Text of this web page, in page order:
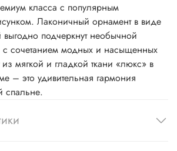
класса с популярным
Лаконичный орнамент в виде
подчеркнут необычной
с сочетанием модных и насыщенных
из мягкой и гладкой ткани «люкс» в
– это удивительная гармония
спальне.